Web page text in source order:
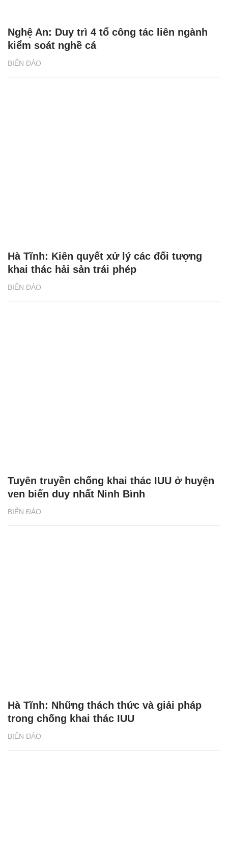
BIỂN ĐẢO
Nghệ An: Duy trì 4 tổ công tác liên ngành
kiểm soát nghề cá
BIỂN ĐẢO
Hà Tĩnh: Kiên quyết xử lý các đối tượng
khai thác hải sản trái phép
BIỂN ĐẢO
Tuyên truyền chống khai thác IUU ở huyện
ven biển duy nhất Ninh Bình
BIỂN ĐẢO
Hà Tĩnh: Những thách thức và giải pháp
trong chống khai thác IUU